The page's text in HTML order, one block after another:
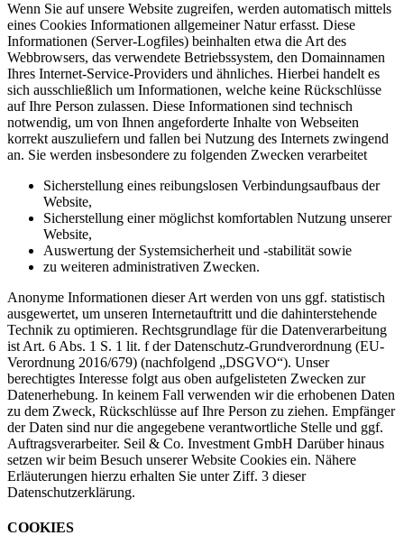
Wenn Sie auf unsere Website zugreifen, werden automatisch mittels
eines Cookies Informationen allgemeiner Natur erfasst. Diese
Informationen (Server-Logfiles) beinhalten etwa die Art des
Webbrowsers, das verwendete Betriebssystem, den Domainnamen
Ihres Internet-Service-Providers und ähnliches. Hierbei handelt es
sich ausschließlich um Informationen, welche keine Rückschlüsse
auf Ihre Person zulassen. Diese Informationen sind technisch
notwendig, um von Ihnen angeforderte Inhalte von Webseiten
korrekt auszuliefern und fallen bei Nutzung des Internets zwingend
an. Sie werden insbesondere zu folgenden Zwecken verarbeitet
Sicherstellung eines reibungslosen Verbindungsaufbaus der
Website,
Sicherstellung einer möglichst komfortablen Nutzung unserer
Website,
Auswertung der Systemsicherheit und -stabilität sowie
zu weiteren administrativen Zwecken.
Anonyme Informationen dieser Art werden von uns ggf. statistisch
ausgewertet, um unseren Internetauftritt und die dahinterstehende
Technik zu optimieren. Rechtsgrundlage für die Datenverarbeitung
ist Art. 6 Abs. 1 S. 1 lit. f der Datenschutz-Grundverordnung (EU-
Verordnung 2016/679) (nachfolgend „DSGVO“). Unser
berechtigtes Interesse folgt aus oben aufgelisteten Zwecken zur
Datenerhebung. In keinem Fall verwenden wir die erhobenen Daten
zu dem Zweck, Rückschlüsse auf Ihre Person zu ziehen. Empfänger
der Daten sind nur die angegebene verantwortliche Stelle und ggf.
Auftragsverarbeiter. Seil & Co. Investment GmbH Darüber hinaus
setzen wir beim Besuch unserer Website Cookies ein. Nähere
Erläuterungen hierzu erhalten Sie unter Ziff. 3 dieser
Datenschutzerklärung.
COOKIES